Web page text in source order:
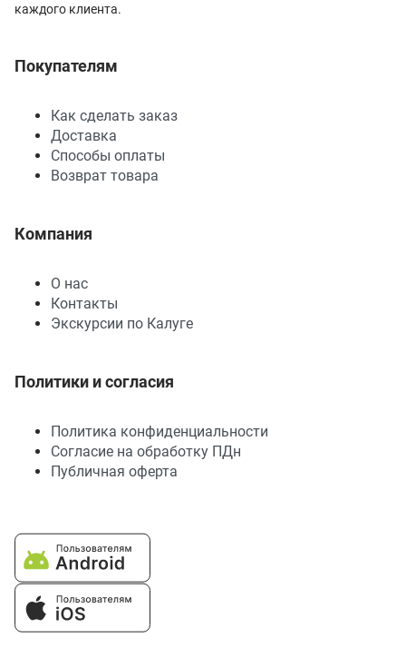
каждого клиента.
Покупателям
Как сделать заказ
Доставка
Способы оплаты
Возврат товара
Компания
О нас
Контакты
Экскурсии по Калуге
Политики и согласия
Политика конфиденциальности
Согласие на обработку ПДн
Публичная оферта